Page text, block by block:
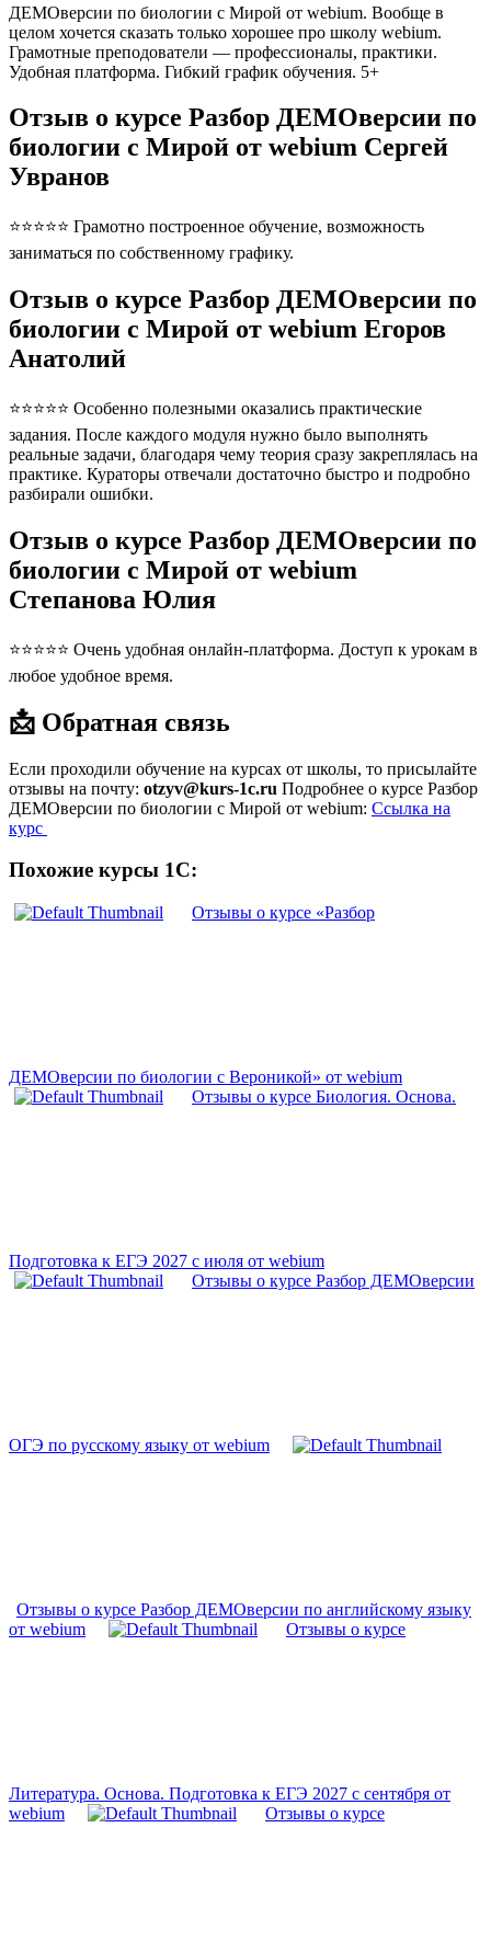
ДЕМОверсии по биологии с Мирой от webium. Вообще в
целом хочется сказать только хорошее про школу webium.
Грамотные преподователи — профессионалы, практики.
Удобная платформа. Гибкий график обучения. 5+
Отзыв о курсе Разбор ДЕМОверсии по
биологии с Мирой от webium Сергей
Увранов
⭐⭐⭐⭐⭐ Грамотно построенное обучение, возможность
заниматься по собственному графику.
Отзыв о курсе Разбор ДЕМОверсии по
биологии с Мирой от webium Егоров
Анатолий
⭐⭐⭐⭐⭐ Особенно полезными оказались практические
задания. После каждого модуля нужно было выполнять
реальные задачи, благодаря чему теория сразу закреплялась на
практике. Кураторы отвечали достаточно быстро и подробно
разбирали ошибки.
Отзыв о курсе Разбор ДЕМОверсии по
биологии с Мирой от webium
Степанова Юлия
⭐⭐⭐⭐⭐ Очень удобная онлайн-платформа. Доступ к урокам в
любое удобное время.
📩 Обратная связь
Если проходили обучение на курсах от школы, то присылайте
отзывы на почту: otzyv@kurs-1c.ru Подробнее о курсе Разбор
ДЕМОверсии по биологии с Мирой от webium: Ссылка на
курс
Похожие курсы 1С:
Отзывы о курсе «Разбор
ДЕМОверсии по биологии с Вероникой» от webium
Отзывы о курсе Биология. Основа.
Подготовка к ЕГЭ 2027 с июля от webium
Отзывы о курсе Разбор ДЕМОверсии
ОГЭ по русскому языку от webium
Отзывы о курсе Разбор ДЕМОверсии по английскому языку
от webium
Отзывы о курсе
Литература. Основа. Подготовка к ЕГЭ 2027 с сентября от
webium
Отзывы о курсе